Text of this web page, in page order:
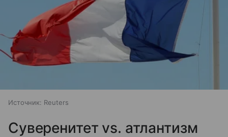
Источник: Reuters
Суверенитет vs. атлантизм